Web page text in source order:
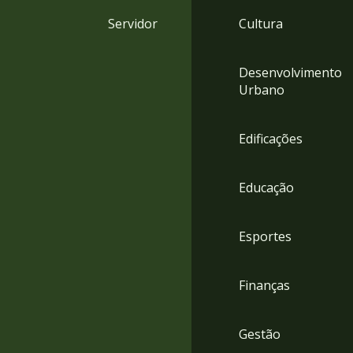
Servidor Cultura
Desenvolvimento
Urbano
Edificações
Educação
Esportes
Finanças
Gestão